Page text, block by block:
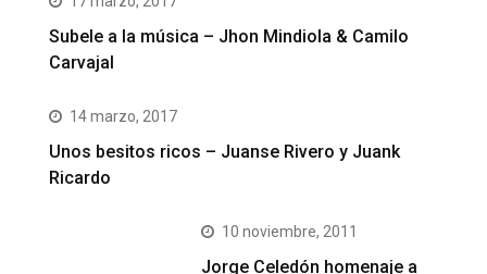
Subele a la música – Jhon Mindiola & Camilo
Carvajal
14 marzo, 2017
Unos besitos ricos – Juanse Rivero y Juank
Ricardo
10 noviembre, 2011
Jorge Celedón homenaje a